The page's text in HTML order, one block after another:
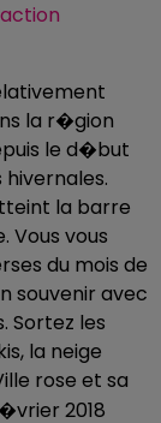
la r�gion
le d�but
la barre
Vous vous
du mois de
souvenir avec
Sortez les
la neige
rose et sa